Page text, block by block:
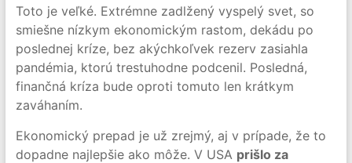
Toto je veľké. Extrémne zadlžený vyspelý svet, so
smiešne nízkym ekonomickým rastom, dekádu po
poslednej kríze, bez akýchkoľvek rezerv zasiahla
pandémia, ktorú trestuhodne podcenil. Posledná,
finančná kríza bude oproti tomuto len krátkym
zaváhaním.
Ekonomický prepad je už zrejmý, aj v prípade, že to
dopadne najlepšie ako môže. V USA prišlo za